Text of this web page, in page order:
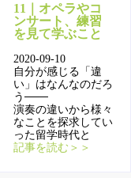
11｜オペラやコ
ンサート、練習
を見て学ぶこと
2020-09-10
自分が感じる「違
い」はなんなのだろ
う───
演奏の違いから様々
なことを探求してい
った留学時代と
記事を読む＞＞